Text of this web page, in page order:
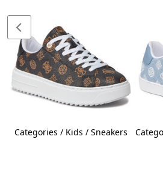
Categories / Kids / Sneakers